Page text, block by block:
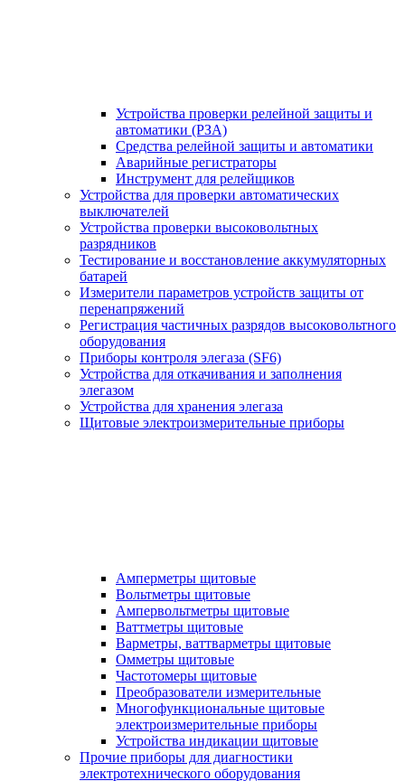
Устройства проверки релейной защиты и
автоматики (РЗА)
Средства релейной защиты и автоматики
Аварийные регистраторы
Инструмент для релейщиков
Устройства для проверки автоматических
выключателей
Устройства проверки высоковольтных
разрядников
Тестирование и восстановление аккумуляторных
батарей
Измерители параметров устройств защиты от
перенапряжений
Регистрация частичных разрядов высоковольтного
оборудования
Приборы контроля элегаза (SF6)
Устройства для откачивания и заполнения
элегазом
Устройства для хранения элегаза
Щитовые электроизмерительные приборы
Амперметры щитовые
Вольтметры щитовые
Ампервольтметры щитовые
Ваттметры щитовые
Варметры, ваттварметры щитовые
Омметры щитовые
Частотомеры щитовые
Преобразователи измерительные
Многофункциональные щитовые
электроизмерительные приборы
Устройства индикации щитовые
Прочие приборы для диагностики
электротехнического оборудования